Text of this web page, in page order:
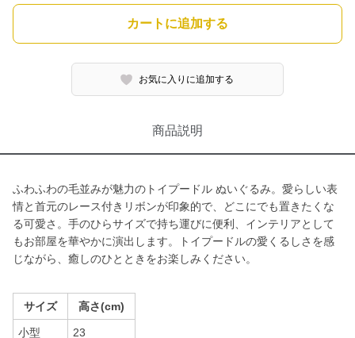
カートに追加する
お気に入りに追加する
商品説明
ふわふわの毛並みが魅力のトイプードル ぬいぐるみ。愛らしい表
情と首元のレース付きリボンが印象的で、どこにでも置きたくな
る可愛さ。手のひらサイズで持ち運びに便利、インテリアとして
もお部屋を華やかに演出します。トイプードルの愛くるしさを感
じながら、癒しのひとときをお楽しみください。
サイズ 高さ(cm)
小型 23